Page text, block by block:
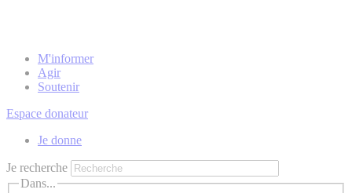
M'informer
Agir
Soutenir
Espace donateur
Je donne
Je recherche
Dans...